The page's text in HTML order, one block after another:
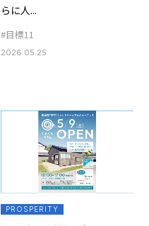
らに人...
#目標11
2026.05.25
PROSPERITY